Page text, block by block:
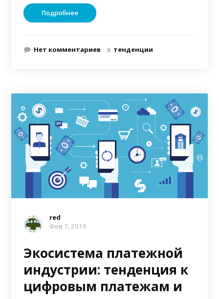
Подробнее
Нет комментариев в тенденции
red
Фев 7, 2019
Экосистема платежной
индустрии: тенденция к
цифровым платежам и